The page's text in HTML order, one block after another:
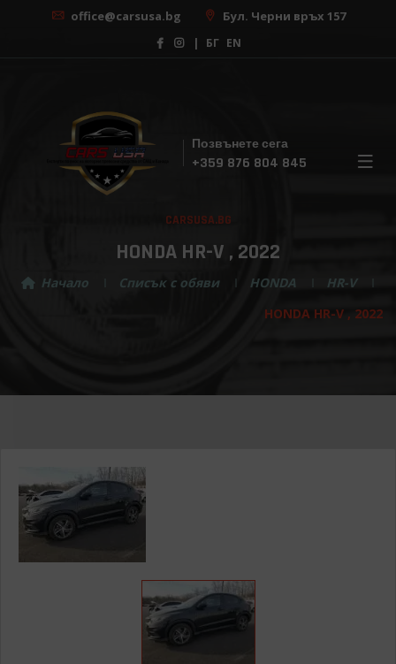
office@carsusa.bg Бул. Черни връх 157
| БГ EN
Позвънете сега
+359 876 804 845 ×
Безплатна консултация
С нашата помощ, изборът на вашата мечтана
кола никога не е бил толкова лесен! Регистрирай
се за безплатна консултация сега!
ИЗПРАТИ ЗАПИТВАНЕ
CARSUSA.BG
HONDA HR-V , 2022
Начало Списък с обяви HONDA
HR-V
HONDA HR-V , 2022